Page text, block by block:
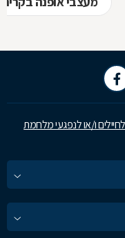
ו/או לנפגעי מלחמת